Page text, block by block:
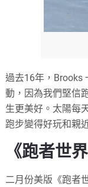
過去16年，Brooks
動，因為我們堅信
生更美好。太陽每
跑步變得好玩和親
《跑者世
二月份美版《跑者